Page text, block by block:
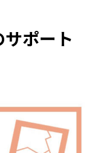
ポート